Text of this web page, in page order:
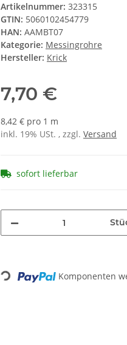
Artikelnummer: 323315
GTIN: 5060102454779
HAN: AAMBT07
Kategorie: Messingrohre
Hersteller: Krick
7,70 €
8,42 € pro 1 m
inkl. 19% USt. , zzgl. Versand
sofort lieferbar
Loading... Komponenten